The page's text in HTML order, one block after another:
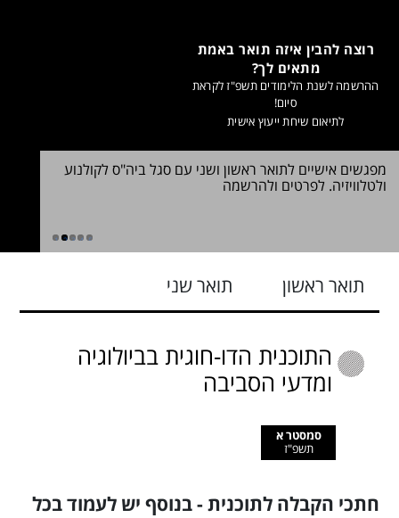
מפגשים אישיים לתואר ראשון ושני עם סגל ביה"ס לקולנוע
ולטלוויזיה. לפרטים ולהרשמה
1 2 3 4 5
רוצה להבין איזה תואר באמת
מתאים לך?
ההרשמה לשנת הלימודים תשפ"ז לקראת
סיום!
לתיאום שיחת ייעוץ אישית
תואר ראשון תואר שני
התוכנית הדו-חוגית בביולוגיה
ומדעי הסביבה
סמסטר א
תשפ"ז
חתכי הקבלה לתוכנית - בנוסף יש לעמוד בכל